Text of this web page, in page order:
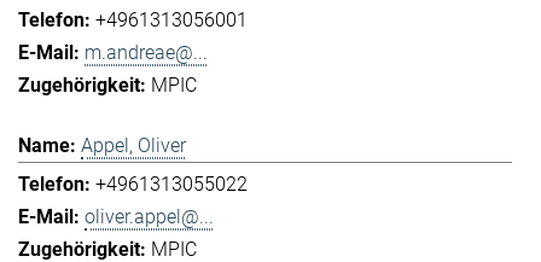
+4961313056001
m.andreae@...
MPIC
Appel, Oliver
+4961313055022
oliver.appel@...
MPIC